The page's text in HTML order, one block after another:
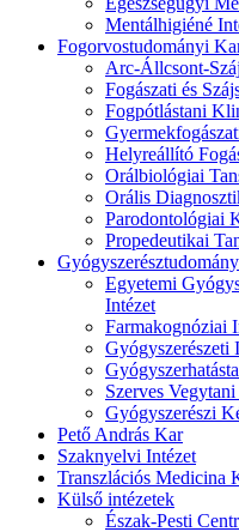
Mentálhigiéné
Fogorvostudományi
Arc-Állcsont-
Fogászati és
Fogpótlástani
Helyreállító
Orálbiológiai
Orális
Parodontológiai
Propedeutikai
Egyetemi
Intézet
Farmakognóziai
Gyógyszerészeti
Szerves
Gyógyszerészi
Pető András Kar
Szaknyelvi Intézet
Transzlációs Medicina
Külső intézetek
Észak-Pesti